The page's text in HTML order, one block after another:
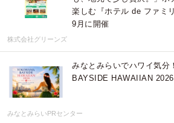
楽しむ『ホテル de ファミ
9月に開催
株式会社グリーンズ
みなとみらいでハワイ気分
BAYSIDE HAWAIIAN
みなとみらいPRセンター